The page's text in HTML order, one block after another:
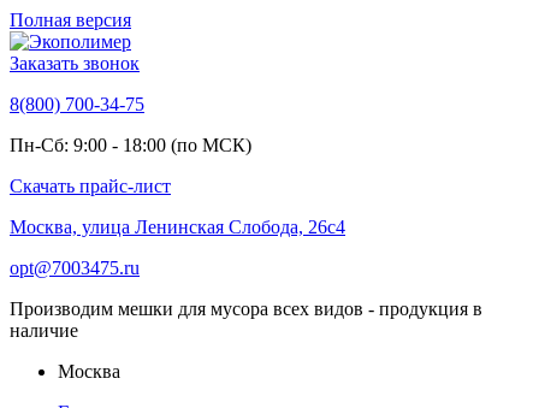
Полная версия
Заказать звонок
8(800) 700-34-75
Пн-Сб: 9:00 - 18:00 (по МСК)
Скачать прайс-лист
Москва, улица Ленинская Слобода, 26с4
opt@7003475.ru
Производим мешки для мусора всех видов - продукция в
наличие
Москва